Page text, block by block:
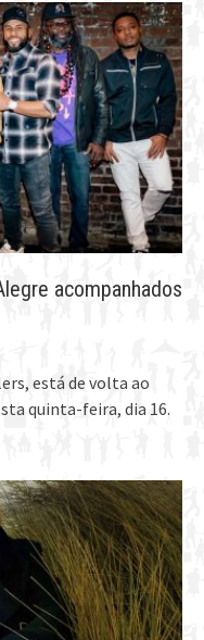
acompanhados
está de volta ao
quinta-feira, dia 16.